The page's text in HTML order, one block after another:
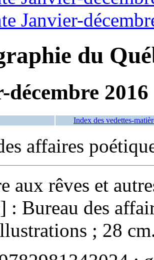
Janvier-
du
décembre 2016
Index des vedettes-
affaires
aux rêves et
: Bureau des
; 28